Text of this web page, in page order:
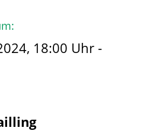
18:00 Uhr -